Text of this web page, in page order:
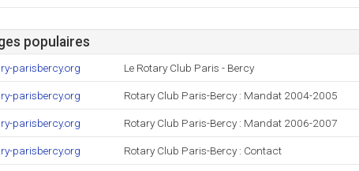
populaires
parisbercy.org Le Rotary Club Paris - Bercy
parisbercy.org Rotary Club Paris-Bercy : Mandat 2004-2005
parisbercy.org Rotary Club Paris-Bercy : Mandat 2006-2007
parisbercy.org Rotary Club Paris-Bercy : Contact